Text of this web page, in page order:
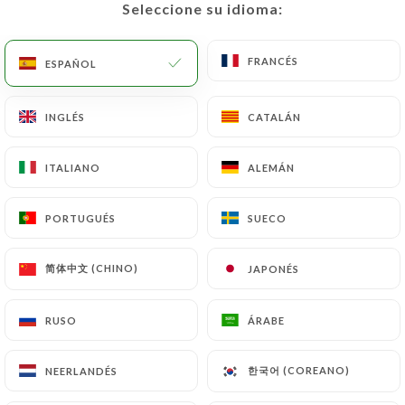
Seleccione su idioma:
ESPAÑOL FRANCÉS
INGLÉS CATALÁN
ITALIANO ALEMÁN
PORTUGUÉS SUECO
简体中文 (CHINO) JAPONÉS
RUSO ÁRABE
NEERLANDÉS 한국어 (COREANO)
INICIO/CONTACTO
Il Trentasei
Seleccione su idioma:
ESPAÑOL FRANCÉS
INGLÉS CATALÁN
ITALIANO ALEMÁN
PORTUGUÉS SUECO
简体中文 (CHINO) JAPONÉS
RUSO ÁRABE
NEERLANDÉS 한국어 (COREANO)